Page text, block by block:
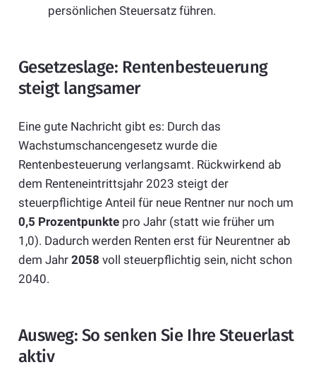
persönlichen Steuersatz führen.
Gesetzeslage: Rentenbesteuerung
steigt langsamer
Eine gute Nachricht gibt es: Durch das
Wachstumschancengesetz wurde die
Rentenbesteuerung verlangsamt. Rückwirkend ab
dem Renteneintrittsjahr 2023 steigt der
steuerpflichtige Anteil für neue Rentner nur noch um
0,5 Prozentpunktepro Jahr (statt wie früher um
1,0). Dadurch werden Renten erst für Neurentner ab
dem Jahr 2058 voll steuerpflichtig sein, nicht schon
2040.
Ausweg: So senken Sie Ihre Steuerlast
aktiv